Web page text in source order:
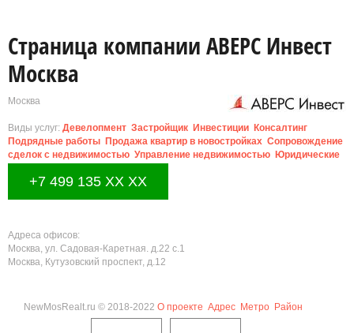
Страница компании АВЕРС Инвест
Москва
Москва
Виды услуг: Девелопмент Застройщик Инвестиции Консалтинг
Подрядные работы Продажа квартир в новостройках Сопровождение
сделок с недвижимостью Управление недвижимостью Юридические
+7 499 135 XX XX
Адреса офисов:
Москва, ул. Садовая-Каретная. д.22 с.1
Москва, Кутузовский проспект, д.12
NewMosRealt.ru © 2018-2022 О проекте Адрес Метро Район